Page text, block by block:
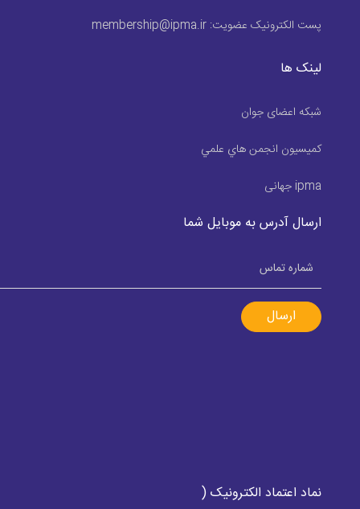
پست الکترونیک عضویت:membership@ipma.ir
لینک ها
شبکه اعضای جوان
كميسيون انجمن هاي علمي
ipma جهانی
ارسال آدرس به موبایل شما
ارسال
نماد اعتماد الکترونیک (